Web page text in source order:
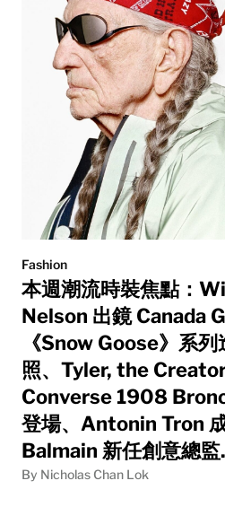
Fashion
本週潮流時裝焦點：
Nelson 出鏡 Canada
《Snow Goose》系列
照、Tyler, the
Converse 1908
登場、Antonin Tron
Balmain 新任創意總
By Nicholas Chan Lok